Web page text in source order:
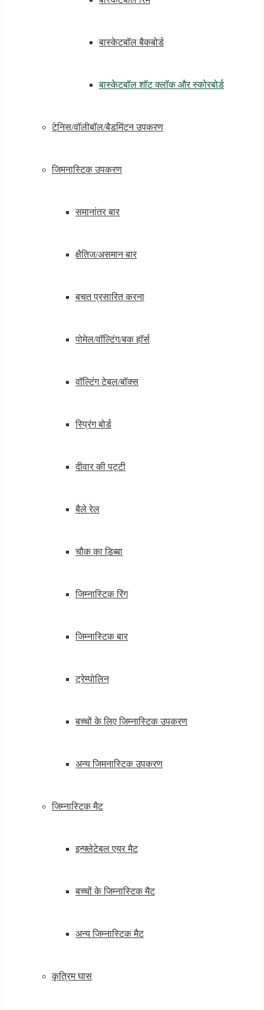
बास्केटबॉल बैकबोर्ड
बास्केटबॉल शॉट क्लॉक और स्कोरबोर्ड
टेनिस/वॉलीबॉल/बैडमिंटन उपकरण
जिमनास्टिक उपकरण
समानांतर बार
क्षैतिज/असमान बार
बचत प्रसारित करना
पोमेल/वॉल्टिंग/बक हॉर्स
वॉल्टिंग टेबल/बॉक्स
स्प्रिंग बोर्ड
दीवार की पट्टी
बैले रेल
चौक का डिब्बा
जिम्नास्टिक रिंग
जिम्नास्टिक बार
ट्रेम्पोलिन
बच्चों के लिए जिम्नास्टिक उपकरण
अन्य जिमनास्टिक उपकरण
जिम्नास्टिक मैट
इन्फ्लेटेबल एयर मैट
बच्चों के जिम्नास्टिक मैट
अन्य जिम्नास्टिक मैट
कृत्रिम घास